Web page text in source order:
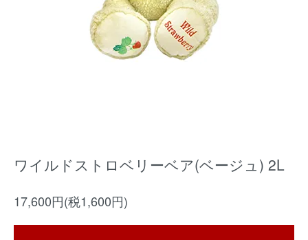
ワイルドストロベリーベア(ベージュ) 2L
17,600円(税1,600円)